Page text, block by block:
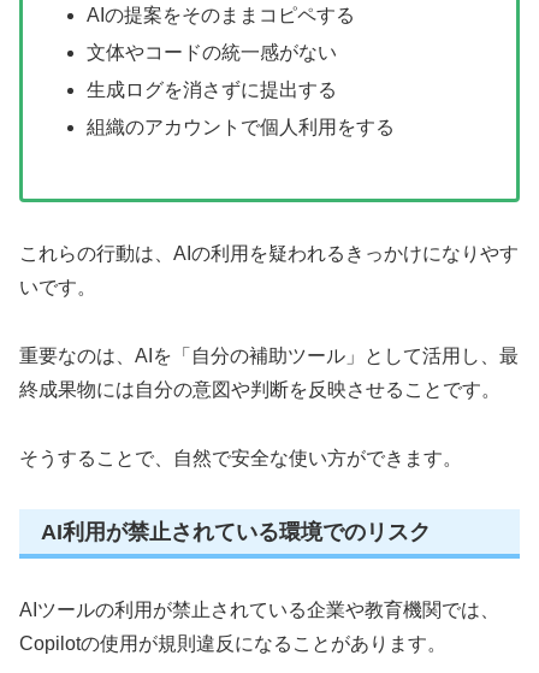
AIの提案をそのままコピペする
文体やコードの統一感がない
生成ログを消さずに提出する
組織のアカウントで個人利用をする
これらの行動は、AIの利用を疑われるきっかけになりやす
いです。
重要なのは、AIを「自分の補助ツール」として活用し、最
終成果物には自分の意図や判断を反映させることです。
そうすることで、自然で安全な使い方ができます。
AI利用が禁止されている環境でのリスク
AIツールの利用が禁止されている企業や教育機関では、
Copilotの使用が規則違反になることがあります。